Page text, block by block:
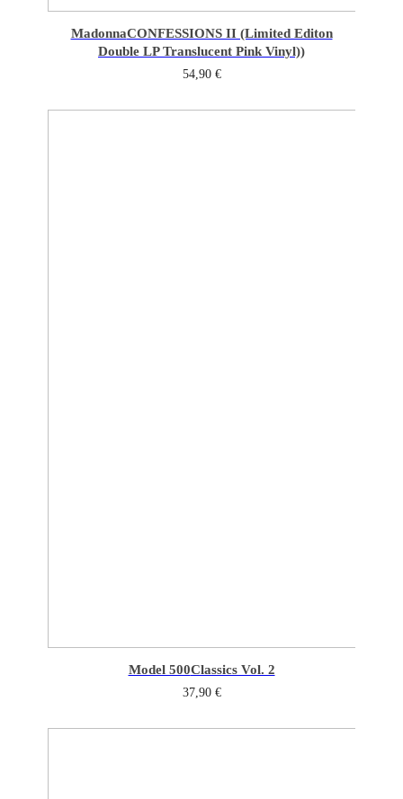
MadonnaCONFESSIONS II (Limited Editon
Double LP Translucent Pink Vinyl))
54,90 €
Model 500Classics Vol. 2
37,90 €